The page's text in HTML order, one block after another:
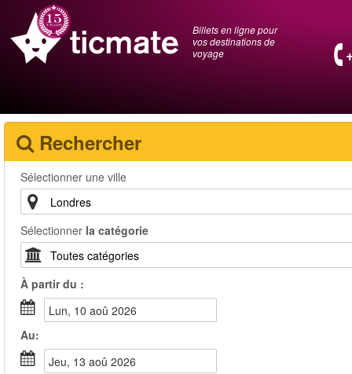
Billets en ligne pour
vos destinations de
voyage
Rechercher
Sélectionner une ville
Sélectionner la catégorie
À partir du :
lun, 10 aoû 2026
Au:
jeu, 13 aoû 2026